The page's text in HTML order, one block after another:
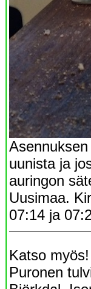
uunista ja
auringon
Uusimaa.
07:14 ja
Katso
Puronen